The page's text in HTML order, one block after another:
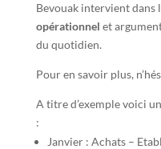
Bevouak intervient dans
opérationnel et
du quotidien.
Pour en savoir plus,
A titre d’exemple voici
:
Janvier : Achats –